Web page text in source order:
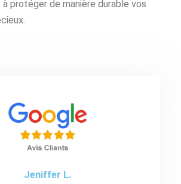
protéger de manière durable vos
Jeniffer L.